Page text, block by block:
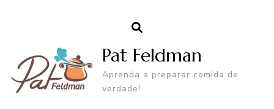
Pat Feldman
Aprenda a preparar comida de
verdade!